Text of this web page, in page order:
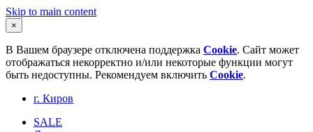
Skip to main content
×
В Вашем браузере отключена поддержка Cookie. Сайт может
отображаться некорректно и/или некоторые функции могут
быть недоступны. Рекомендуем включить Cookie.
г. Киров
SALE